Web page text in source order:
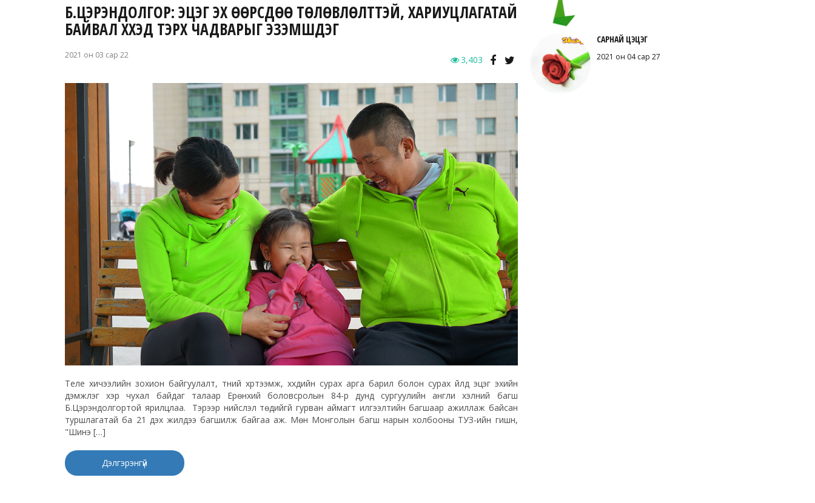
Б.ЦЭРЭНДОЛГОР: ЭЦЭГ ЭХ ӨӨРСДӨӨ ТӨЛӨВЛӨЛТТЭЙ, ХАРИУЦЛАГАТАЙ
БАЙВАЛ ХҮҮХЭД ТЭРХҮҮ ЧАДВАРЫГ ЭЗЭМШДЭГ
2021 он 03 сар 22 3,403
Теле хичээлийн зохион байгуулалт, түүний хүртээмж, хүүхдийн сурах арга барил болон сурах үйлд эцэг эхийн
дэмжлэг хэр чухал байдаг талаар Ерөнхий боловсролын 84-р дунд сургуулийн англи хэлний багш
Б.Цэрэндолгортой ярилцлаа. Тэрээр нийслэл төдийгүй гурван аймагт илгээлтийн багшаар ажиллаж байсан
туршлагатай ба 21 дэх жилдээ багшилж байгаа аж. Мөн Монголын багш нарын холбооны ТУЗ-ийн гишүүн,
"Шинэ […]
Дэлгэрэнгүй
САРНАЙ ЦЭЦЭГ
2021 он 04 сар 27